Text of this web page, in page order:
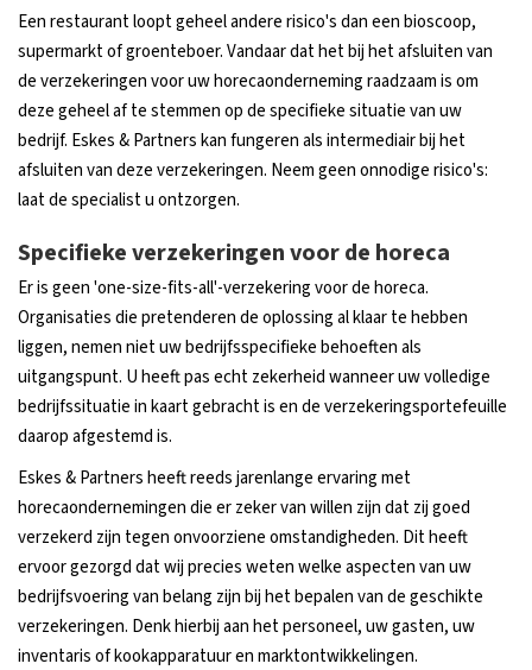
Een restaurant loopt geheel andere risico's dan een bioscoop,
supermarkt of groenteboer. Vandaar dat het bij het afsluiten van
de verzekeringen voor uw horecaonderneming raadzaam is om
deze geheel af te stemmen op de specifieke situatie van uw
bedrijf. Eskes & Partners kan fungeren als intermediair bij het
afsluiten van deze verzekeringen. Neem geen onnodige risico's:
laat de specialist u ontzorgen.
Specifieke verzekeringen voor de horeca
Er is geen 'one-size-fits-all'-verzekering voor de horeca.
Organisaties die pretenderen de oplossing al klaar te hebben
liggen, nemen niet uw bedrijfsspecifieke behoeften als
uitgangspunt. U heeft pas echt zekerheid wanneer uw volledige
bedrijfssituatie in kaart gebracht is en de verzekeringsportefeuille
daarop afgestemd is.
Eskes & Partners heeft reeds jarenlange ervaring met
horecaondernemingen die er zeker van willen zijn dat zij goed
verzekerd zijn tegen onvoorziene omstandigheden. Dit heeft
ervoor gezorgd dat wij precies weten welke aspecten van uw
bedrijfsvoering van belang zijn bij het bepalen van de geschikte
verzekeringen. Denk hierbij aan het personeel, uw gasten, uw
inventaris of kookapparatuur en marktontwikkelingen.